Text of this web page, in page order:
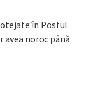
în Postul
avea noroc până